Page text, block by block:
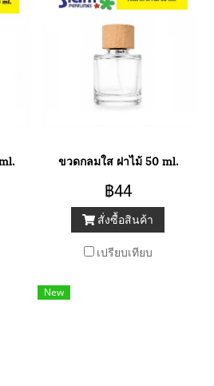
ขวดกลมใส ฝาไม้ 50 ml.
฿44
สั่งซื้อสินค้า
เปรียบเทียบ
New